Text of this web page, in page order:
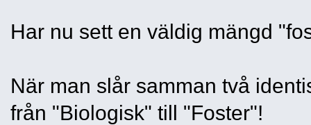
Har nu sett en väldig mängd
När man slår samman två
från "Biologisk" till "Foster"!